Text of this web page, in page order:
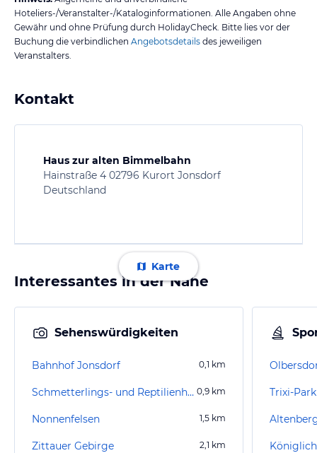
Hoteliers-/Veranstalter-/Kataloginformationen. Alle Angaben ohne
Gewähr und ohne Prüfung durch HolidayCheck. Bitte lies vor der
Buchung die verbindlichen Angebotsdetails des jeweiligen
Veranstalters.
Kontakt
Haus zur alten Bimmelbahn
Hainstraße 4 02796 Kurort Jonsdorf
Deutschland
Karte
Interessantes in der Nähe
Sehenswürdigkeiten
Bahnhof Jonsdorf 0,1 km
Schmetterlings- und Reptilienhaus Jonsdorf 0,9 km
Nonnenfelsen 1,5 km
Zittauer Gebirge 2,1 km
Trixi-Park